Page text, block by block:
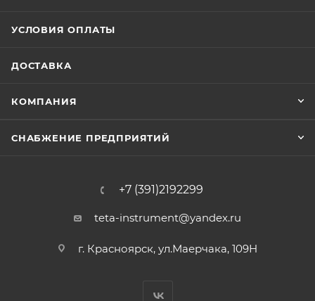
УСЛОВИЯ ОПЛАТЫ
ДОСТАВКА
КОМПАНИЯ
СНАБЖЕНИЕ ПРЕДПРИЯТИЙ
+7 (391)2192299
teta-instrument@yandex.ru
г. Красноярск, ул.Маерчака, 109Н